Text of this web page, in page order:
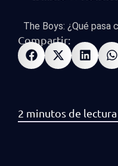
The Boys: ¿Qué pasa
Compartir: